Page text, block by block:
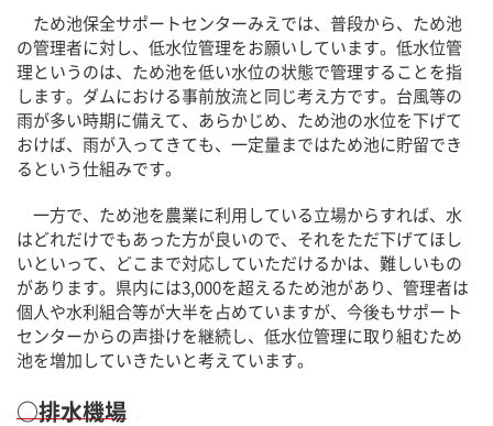
ため池保全サポートセンターみえでは、普段から、ため池
の管理者に対し、低水位管理をお願いしています。低水位管
理というのは、ため池を低い水位の状態で管理することを指
します。ダムにおける事前放流と同じ考え方です。台風等の
雨が多い時期に備えて、あらかじめ、ため池の水位を下げて
おけば、雨が入ってきても、一定量まではため池に貯留でき
るという仕組みです。
一方で、ため池を農業に利用している立場からすれば、水
はどれだけでもあった方が良いので、それをただ下げてほし
いといって、どこまで対応していただけるかは、難しいもの
があります。県内には3,000を超えるため池があり、管理者は
個人や水利組合等が大半を占めていますが、今後もサポート
センターからの声掛けを継続し、低水位管理に取り組むため
池を増加していきたいと考えています。
○排水機場